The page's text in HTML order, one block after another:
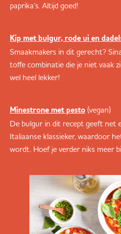
paprika’s. Altijd goed!
Kip met bulgur, rode ui en
Smaakmakers in dit gerecht?
toffe combinatie die je niet vaak
wel heel lekker!
Minestrone met pesto (vegan)
De bulgur in dit recept geeft net
Italiaanse klassieker, waardoor
wordt. Hoef je verder niks meer